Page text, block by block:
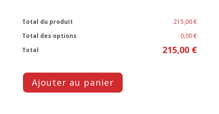
Total du produit
215,00 €
Total des options
0,00 €
Total
215,00 €
Ajouter au panier